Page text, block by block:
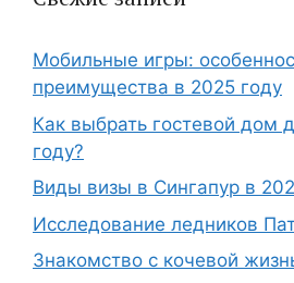
Мобильные игры:
преимущества в 2025 году
Как выбрать гостевой дом
году?
Виды визы в Сингапур в
Исследование ледников
Знакомство с кочевой